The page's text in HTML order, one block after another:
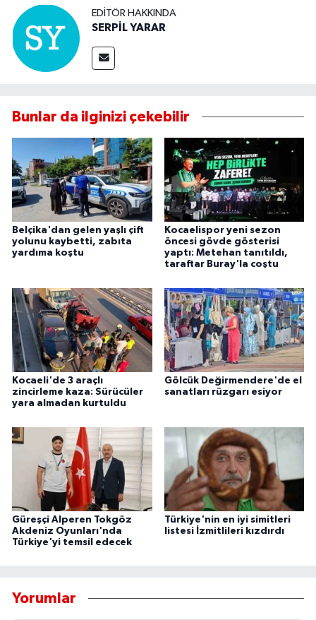
EDITÖR HAKKINDA
SERPİL YARAR
Bunlar da ilginizi çekebilir
Belçika'dan gelen yaşlı çift
yolunu kaybetti, zabıta
yardıma koştu
Kocaelispor yeni sezon
öncesi gövde gösterisi
yaptı: Metehan tanıtıldı,
taraftar Buray'la coştu
Kocaeli'de 3 araçlı
zincirleme kaza: Sürücüler
yara almadan kurtuldu
Gölcük Değirmendere'de el
sanatları rüzgarı esiyor
Güreşçi Alperen Tokgöz
Akdeniz Oyunları'nda
Türkiye'yi temsil edecek
Türkiye'nin en iyi simitleri
listesi İzmitlileri kızdırdı
Yorumlar